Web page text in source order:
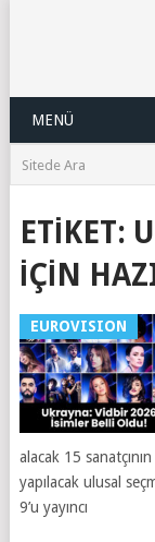
MENÜ
ETIKET:
IÇIN
EUROVISION
alacak 15
yapılacak ulusal
9’u yayıncı